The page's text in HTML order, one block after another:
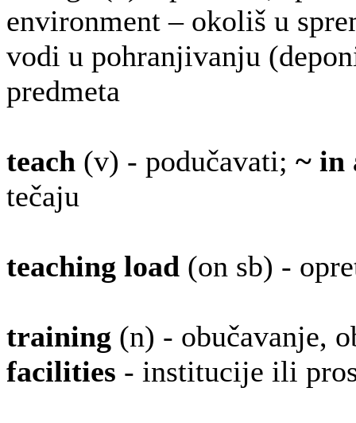
environment – okoliš u
vodi u pohranjivanju
predmeta
teach (v) - podučavati; ~ in
tečaju
teaching load (on sb) -
training (n) - obučavanje,
facilities - institucije ili